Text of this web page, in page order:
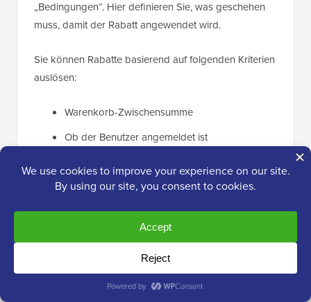
„Bedingungen“. Hier definieren Sie, was geschehen
muss, damit der Rabatt angewendet wird.
Sie können Rabatte basierend auf folgenden Kriterien
auslösen:
Warenkorb-Zwischensumme
Ob der Benutzer angemeldet ist
VIP-Kunden)
Bestimmte Datums- und Zeitbereiche
In diesem Beispiel verwende ich die Bedingung